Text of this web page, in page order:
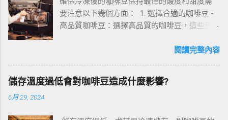
的香氣與咖啡的濃鬱味道。 二、咖啡加肉桂粉
的功效與作用 提升免疫力：肉桂粉富含抗氧化
物質，有助於提高免疫力和對抗自由基對身體
作用，對於月經痛、關節痛等生理痛有一定緩
解作用。 降低血糖、膽固醇：肉桂粉能夠刺激
胰島素分泌，降低血糖，同時降低膽固醇，有
助於防治糖尿病和心血管疾病。 促進消化：肉
要注意以下幾個方面： 1. 選擇合適的咖啡豆 -
高品質咖啡豆：選擇高品質的咖啡豆，這些豆
擇剛烘焙不久的咖啡豆，因為新鮮烘焙的咖啡
- 使用真空密封袋：將咖啡豆放入真空密封袋
中，盡可能排除袋內的空氣，防止氧化和濕氣
閱讀完整內容
儲存溫度過低會對咖啡豆造成什麼影響?
6月 29, 2024